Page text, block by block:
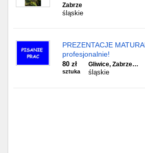
Zabrze
śląskie
PREZENTACJE
profesjonalnie!
80 zł
sztuka
Gliwice, Zabrze…
śląskie